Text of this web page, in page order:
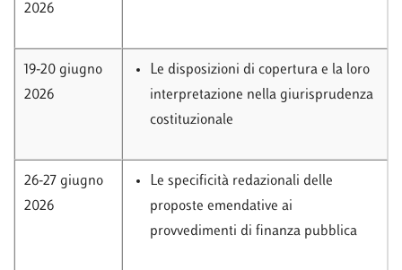
2026
19-20 giugno
2026
Le disposizioni di copertura e la loro
interpretazione nella giurisprudenza
costituzionale
26-27 giugno
2026
Le specificità redazionali delle
proposte emendative ai
provvedimenti di finanza pubblica